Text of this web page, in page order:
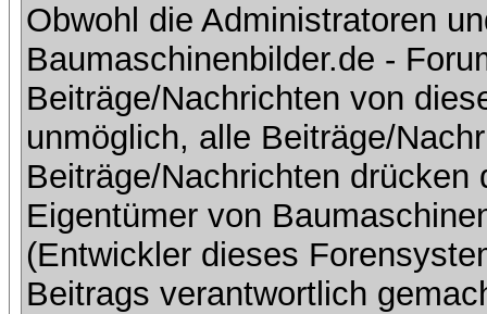
Obwohl die Administratoren
Baumaschinenbilder.de -
Beiträge/Nachrichten von
unmöglich, alle Beiträge/
Beiträge/Nachrichten
Eigentümer von
(Entwickler dieses
Beitrags verantwortlich